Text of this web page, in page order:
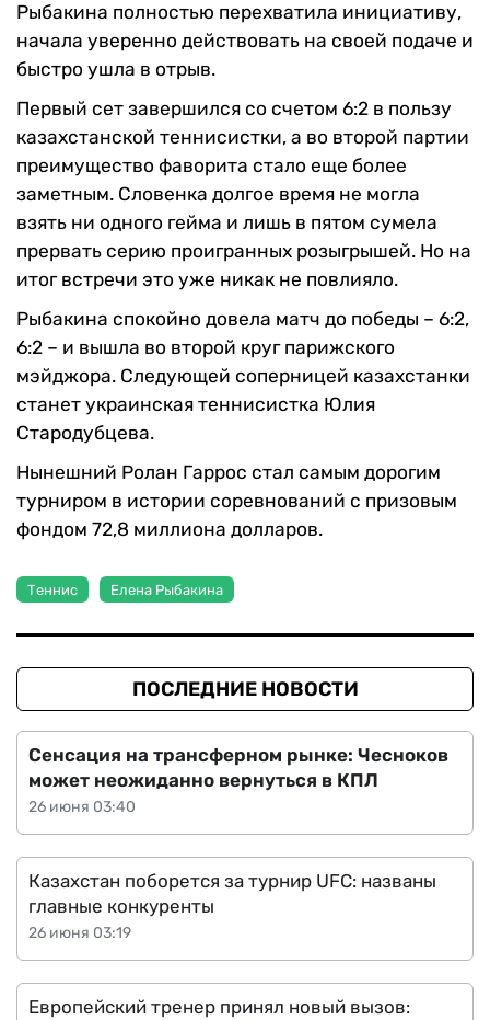
Рыбакина полностью перехватила инициативу,
начала уверенно действовать на своей подаче и
быстро ушла в отрыв.
Первый сет завершился со счетом 6:2 в пользу
казахстанской теннисистки, а во второй партии
преимущество фаворита стало еще более
заметным. Словенка долгое время не могла
взять ни одного гейма и лишь в пятом сумела
прервать серию проигранных розыгрышей. Но на
итог встречи это уже никак не повлияло.
Рыбакина спокойно довела матч до победы – 6:2,
6:2 – и вышла во второй круг парижского
мэйджора. Следующей соперницей казахстанки
станет украинская теннисистка Юлия
Стародубцева.
Нынешний Ролан Гаррос стал самым дорогим
турниром в истории соревнований с призовым
фондом 72,8 миллиона долларов.
Теннис Елена Рыбакина
ПОСЛЕДНИЕ НОВОСТИ
26 июня 03:40
Сенсация на трансферном рынке: Чесноков
может неожиданно вернуться в КПЛ
26 июня 03:19
Казахстан поборется за турнир UFC: названы
главные конкуренты
Европейский тренер принял новый вызов: